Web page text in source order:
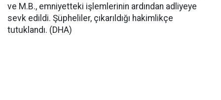
ve M.B., emniyetteki işlemlerinin ardından adliyeye
sevk edildi. Şüpheliler, çıkarıldığı hakimlikçe
tutuklandı. (DHA)